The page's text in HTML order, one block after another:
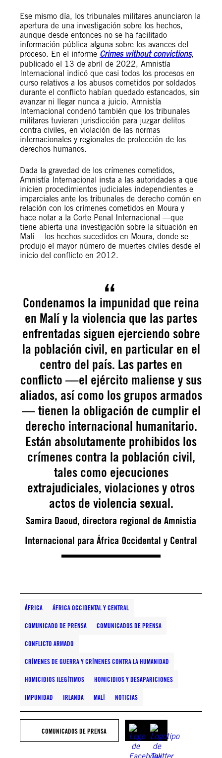
Ese mismo día, los tribunales militares anunciaron la
apertura de una investigación sobre los hechos,
aunque desde entonces no se ha facilitado
información pública alguna sobre los avances del
proceso. En el informe Crimes without convictions,
publicado el 13 de abril de 2022, Amnistía
Internacional indicó que casi todos los procesos en
curso relativos a los abusos cometidos por soldados
durante el conflicto habían quedado estancados, sin
avanzar ni llegar nunca a juicio. Amnistía
Internacional condenó también que los tribunales
militares tuvieran jurisdicción para juzgar delitos
contra civiles, en violación de las normas
internacionales y regionales de protección de los
derechos humanos.
Dada la gravedad de los crímenes cometidos,
Amnistía Internacional insta a las autoridades a que
inicien procedimientos judiciales independientes e
imparciales ante los tribunales de derecho común en
relación con los crímenes cometidos en Moura y
hace notar a la Corte Penal Internacional —que
tiene abierta una investigación sobre la situación en
Malí— los hechos sucedidos en Moura, donde se
produjo el mayor número de muertes civiles desde el
inicio del conflicto en 2012.
Condenamos la impunidad que reina
en Malí y la violencia que las partes
enfrentadas siguen ejerciendo sobre
la población civil, en particular en el
centro del país. Las partes en
conflicto —el ejército maliense y sus
aliados, así como los grupos armados
— tienen la obligación de cumplir el
derecho internacional humanitario.
Están absolutamente prohibidos los
crímenes contra la población civil,
tales como ejecuciones
extrajudiciales, violaciones y otros
actos de violencia sexual.
Samira Daoud, directora regional de Amnistía
Internacional para África Occidental y Central
ÁFRICA ÁFRICA OCCIDENTAL Y CENTRAL
COMUNICADO DE PRENSA COMUNICADOS DE PRENSA
CONFLICTO ARMADO
CRÍMENES DE GUERRA Y CRÍMENES CONTRA LA HUMANIDAD
HOMICIDIOS ILEGÍTIMOS HOMICIDIOS Y DESAPARICIONES
IMPUNIDAD IRLANDA MALÍ NOTICIAS
COMUNICADOS DE PRENSA